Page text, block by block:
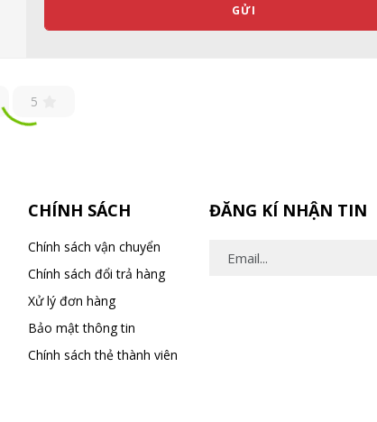
GỬI
5
CHÍNH SÁCH
Chính sách vận chuyển
Chính sách đổi trả hàng
Xử lý đơn hàng
Bảo mật thông tin
Chính sách thẻ thành viên
ĐĂNG KÍ NHẬN TIN